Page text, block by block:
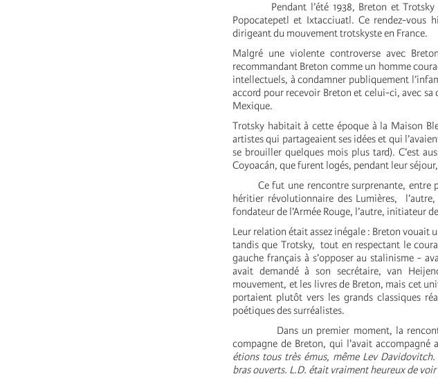
Pendant l’été 1938, Breton et Trotsky
Popocatepetl et Ixtacciuatl. Ce rendez-vous
dirigeant du mouvement trotskyste en France.
Malgré une violente controverse avec
recommandant Breton comme un homme
intellectuels, à condamner publiquement
accord pour recevoir Breton et celui-ci, avec
Mexique.
Trotsky habitait à cette époque à la Maison
artistes qui partageaient ses idées et qui
se brouiller quelques mois plus tard). C’est
Coyoacán, que furent logés, pendant leur
Ce fut une rencontre surprenante, entre
héritier révolutionnaire des Lumières,
fondateur de l’Armée Rouge, l’autre, initiateur
Leur relation était assez inégale : Breton
tandis que Trotsky, tout en respectant le
gauche français à s’opposer au stalinisme -
avait demandé à son secrétaire, van
mouvement, et les livres de Breton, mais cet
portaient plutôt vers les grands classiques
poétiques des surréalistes.
Dans un premier moment, la rencontre
compagne de Breton, qui l'avait
étions tous très émus, même Lev
bras ouverts. L.D. était vraiment heureux de